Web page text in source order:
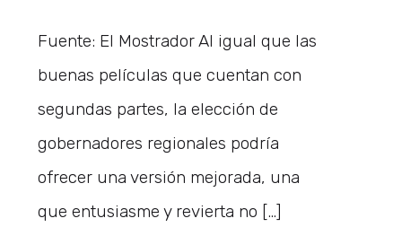
Fuente: El Mostrador Al igual que las
buenas películas que cuentan con
segundas partes, la elección de
gobernadores regionales podría
ofrecer una versión mejorada, una
que entusiasme y revierta no […]